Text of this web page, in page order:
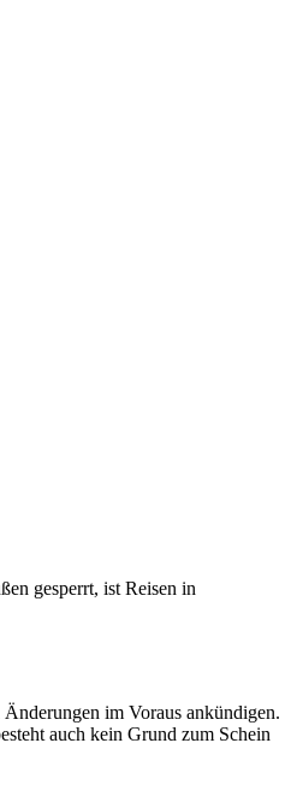
gesperrt, ist Reisen in
im Voraus ankündigen.
auch kein Grund zum Schein